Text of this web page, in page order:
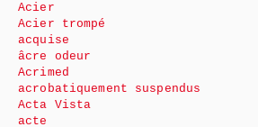
Acier
Acier trompé
acquise
âcre odeur
Acrimed
acrobatiquement suspendus
Acta Vista
acte